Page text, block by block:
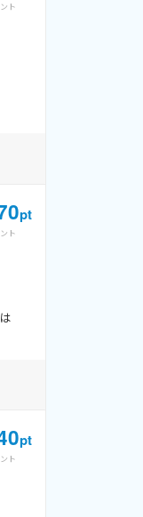
ト
pt
ト
pt
ト